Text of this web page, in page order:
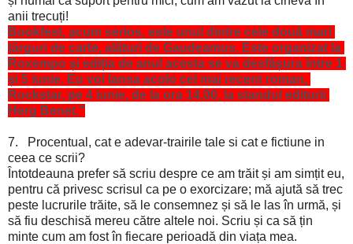
anii trecuți!
Bookfest, acum serios, este unul dintre cele două mari
târguri de carte, alături de Gaudeamus. Este organizat la
Roxempo și ediția de anul acesta se va desfășura între 1
și 5 iunie. Eu voi lansa acolo cel mai recent roman,
Rockstar, pe 4 iunie, de la ora 14.00, la standul editurii
Herg Benet."
7.
Procentual, cat e adevar-trairile tale si cat e fictiune in
ceea ce scrii?
Întotdeauna prefer să scriu despre ce am trăit și am simțit eu,
pentru că privesc scrisul ca pe o exorcizare; mă ajută să trec
peste lucrurile trăite, să le consemnez și să le las în urmă, și
să fiu deschisă mereu către altele noi. Scriu și ca să țin
minte cum am fost în fiecare perioadă din viața mea.